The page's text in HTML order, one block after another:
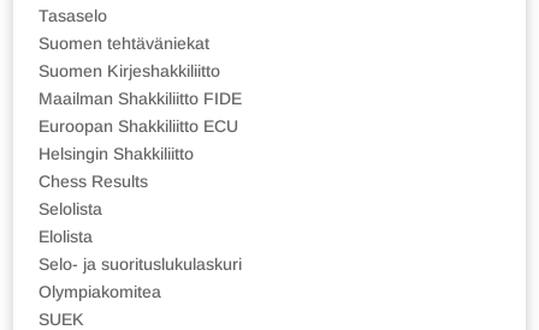
Tasaselo
Suomen tehtäväniekat
Suomen Kirjeshakkiliitto
Maailman Shakkiliitto FIDE
Euroopan Shakkiliitto ECU
Helsingin Shakkiliitto
Chess Results
Selolista
Elolista
Selo- ja suorituslukulaskuri
Olympiakomitea
SUEK